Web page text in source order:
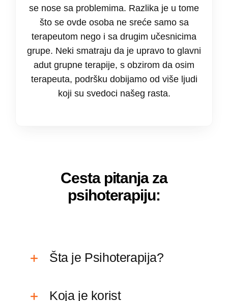
se nose sa problemima. Razlika je u tome
što se ovde osoba ne sreće samo sa
terapeutom nego i sa drugim učesnicima
grupe. Neki smatraju da je upravo to glavni
adut grupne terapije, s obzirom da osim
terapeuta, podršku dobijamo od više ljudi
koji su svedoci našeg rasta.
Cesta pitanja za
psihoterapiju:
Šta je Psihoterapija?
Koja je korist